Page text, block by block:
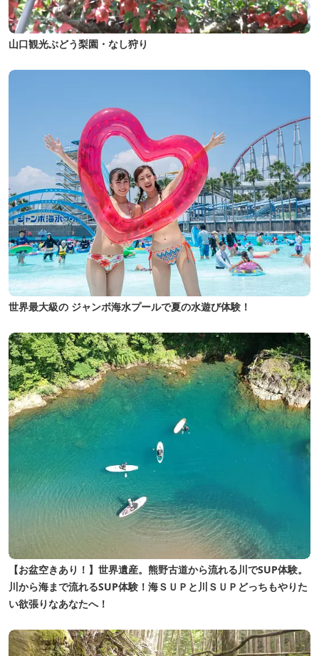
山口観光ぶどう梨園・なし狩り
世界最大級の ジャンボ海水プールで夏の水遊び体験！
【お盆空きあり！】世界遺産。熊野古道から流れる川でSUP体験。
川から海まで流れるSUP体験！海ＳＵＰと川ＳＵＰどっちもやりた
い欲張りなあなたへ！